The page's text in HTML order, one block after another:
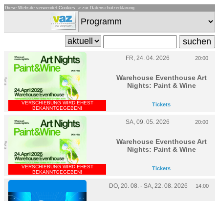
Diese Website verwendet Cookies. » zur Datenschutzerklärung
© zVg
VERSCHIEBUNG WIRD EHEST
BEKANNTGEGEBEN!
FR, 24. 04. 2026 20:00
Warehouse Eventhouse Art
Nights: Paint & Wine
Tickets
© zVg
VERSCHIEBUNG WIRD EHEST
BEKANNTGEGEBEN!
SA, 09. 05. 2026 20:00
Warehouse Eventhouse Art
Nights: Paint & Wine
Tickets
DO, 20. 08. - SA, 22. 08. 2026 14:00